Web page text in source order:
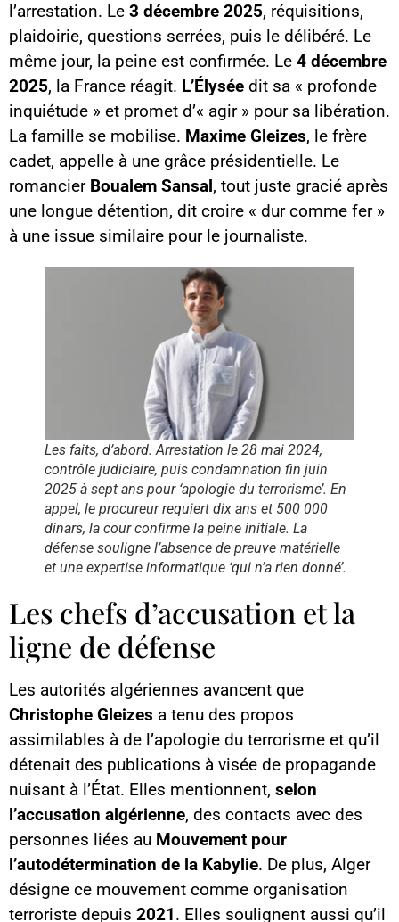
l’arrestation. Le 3 décembre 2025, réquisitions,
plaidoirie, questions serrées, puis le délibéré. Le
même jour, la peine est confirmée. Le 4 décembre
2025, la France réagit. L’Élysée dit sa « profonde
inquiétude » et promet d’« agir » pour sa libération.
La famille se mobilise. Maxime Gleizes, le frère
cadet, appelle à une grâce présidentielle. Le
romancier Boualem Sansal, tout juste gracié après
une longue détention, dit croire « dur comme fer »
à une issue similaire pour le journaliste.
Les faits, d’abord. Arrestation le 28 mai 2024,
contrôle judiciaire, puis condamnation fin juin
2025 à sept ans pour ‘apologie du terrorisme’. En
appel, le procureur requiert dix ans et 500 000
dinars, la cour confirme la peine initiale. La
défense souligne l’absence de preuve matérielle
et une expertise informatique ‘qui n’a rien donné’.
Les chefs d’accusation et la
ligne de défense
Les autorités algériennes avancent que
Christophe Gleizes a tenu des propos
assimilables à de l’apologie du terrorisme et qu’il
détenait des publications à visée de propagande
nuisant à l’État. Elles mentionnent, selon
l’accusation algérienne, des contacts avec des
personnes liées au Mouvement pour
l’autodétermination de la Kabylie. De plus, Alger
désigne ce mouvement comme organisation
terroriste depuis 2021. Elles soulignent aussi qu’il